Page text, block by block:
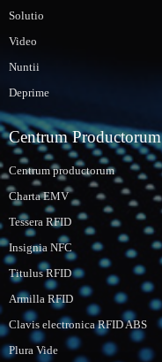
Solutio
Video
Nuntii
Deprime
Centrum Productorum
Centrum productorum
Charta EMV
Tessera RFID
Insignia NFC
Titulus RFID
Armilla RFID
Clavis electronica RFID ABS
Plura Vide